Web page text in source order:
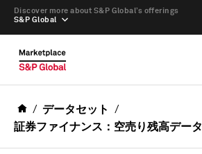
S&P Global
Discover more about S&P Global’s offerings
データセット
証券ファイナンス：空売り残高データ